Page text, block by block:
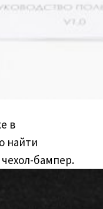
в
найти
бампер.